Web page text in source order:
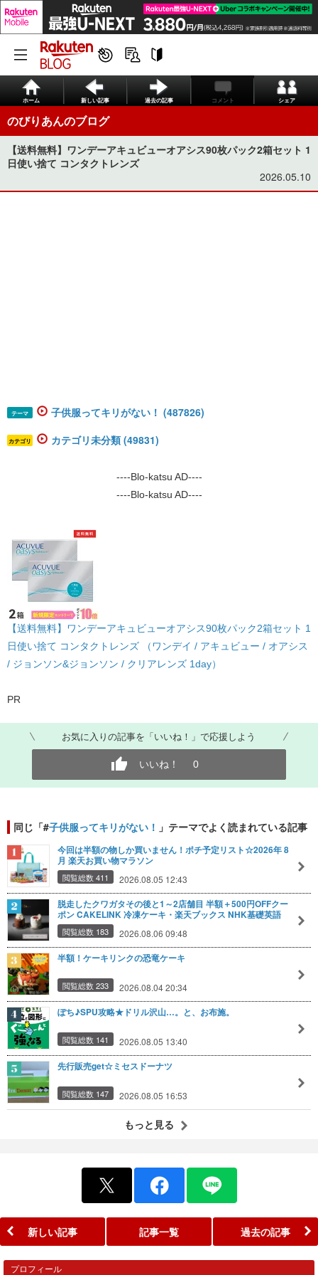
ホーム 新しい記事 過去の記事 コメント シェア
のびりあんのブログ
【送料無料】ワンデーアキュビューオアシス90枚パック2箱セット 1
日使い捨て コンタクトレンズ
2026.05.10
テーマ 子供服ってキリがない！ (487826)
カテゴリ カテゴリ未分類 (49831)
----Blo-katsu AD----
----Blo-katsu AD----
【送料無料】ワンデーアキュビューオアシス90枚パック2箱セット 1
日使い捨て コンタクトレンズ （ワンデイ / アキュビュー / オアシス
/ ジョンソン&ジョンソン / クリアレンズ 1day）
PR
お気に入りの記事を「いいね！」で応援しよう
いいね！ 0
同じ「#子供服ってキリがない！ 」テーマでよく読まれている記事
今回は半額の物しか買いません！ポチ予定リスト☆2026年 8
月 楽天お買い物マラソン
閲覧総数 411 2026.08.05 12:43
脱走したクワガタその後と1～2店舗目 半額＋500円OFFクー
ポン CAKELINK 冷凍ケーキ・楽天ブックス NHK基礎英語
閲覧総数 183 2026.08.06 09:48
半額！ケーキリンクの恐竜ケーキ
閲覧総数 233 2026.08.04 20:34
ぽち♪SPU攻略★ドリル沢山…。と、お布施。
閲覧総数 141 2026.08.05 13:40
先行販売get☆ミセスドーナツ
閲覧総数 147 2026.08.05 16:53
もっと見る
新しい記事 記事一覧 過去の記事
プロフィール